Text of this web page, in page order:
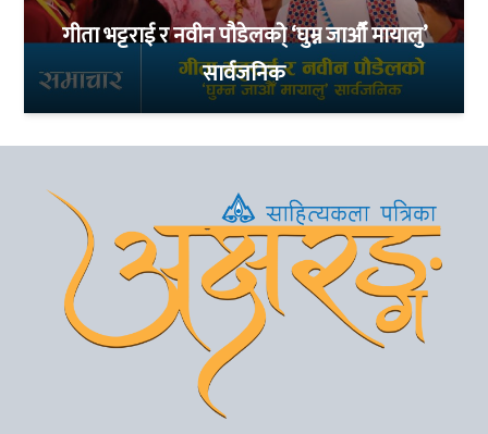
गीता भट्टराई र नवीन पौडेलको् ‘घुम्न जाऔँ मायालु’
सार्वजनिक